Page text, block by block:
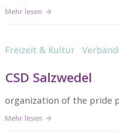
Mehr lesen
Freizeit & Kultur
CSD Salzwedel
organization of the pride
Mehr lesen